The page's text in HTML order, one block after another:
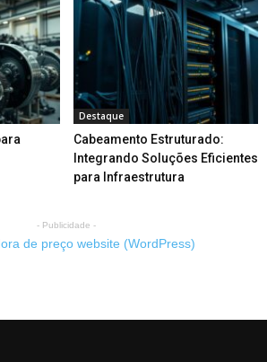
Destaque
Cabeamento Estruturado:
Integrando Soluções Eficientes
para Infraestrutura
- Publicidade -